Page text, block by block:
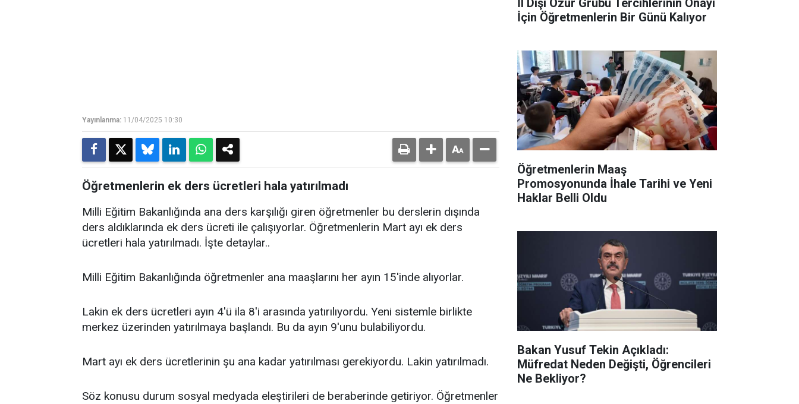
Yayınlanma: 11/04/2025 10:30
Öğretmenlerin ek ders ücretleri hala yatırılmadı
Milli Eğitim Bakanlığında ana ders karşılığı giren öğretmenler bu derslerin dışında
ders aldıklarında ek ders ücreti ile çalışıyorlar. Öğretmenlerin Mart ayı ek ders
ücretleri hala yatırılmadı. İşte detaylar..
Milli Eğitim Bakanlığında öğretmenler ana maaşlarını her ayın 15'inde alıyorlar.
Lakin ek ders ücretleri ayın 4'ü ila 8'i arasında yatırılıyordu. Yeni sistemle birlikte
merkez üzerinden yatırılmaya başlandı. Bu da ayın 9'unu bulabiliyordu.
Mart ayı ek ders ücretlerinin şu ana kadar yatırılması gerekiyordu. Lakin yatırılmadı.
Söz konusu durum sosyal medyada eleştirileri de beraberinde getiriyor. Öğretmenler
İl Dışı Özür Grubu Tercihlerinin Onayı
İçin Öğretmenlerin Bir Günü Kalıyor
Öğretmenlerin Maaş
Promosyonunda İhale Tarihi ve Yeni
Haklar Belli Oldu
Bakan Yusuf Tekin Açıkladı:
Müfredat Neden Değişti, Öğrencileri
Ne Bekliyor?